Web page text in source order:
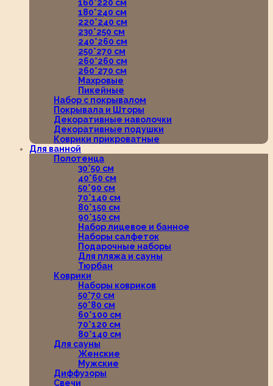
160*220 см
180*240 см
220*240 см
230*250 см
240*260 см
250*270 см
260*260 см
260*270 см
Махровые
Пикейные
Набор с покрывалом
Покрывала и Шторы
Декоративные наволочки
Декоративные подушки
Коврики прикроватные
Для ванной
Полотенца
30*50 см
40*60 см
50*90 см
70*140 см
80*150 см
90*150 см
Набор лицевое и банное
Наборы салфеток
Подарочные наборы
Для пляжа и сауны
Тюрбан
Коврики
Наборы ковриков
50*70 см
50*80 см
60*100 см
70*120 см
80*140 см
Для сауны
Женские
Мужские
Диффузоры
Свечи